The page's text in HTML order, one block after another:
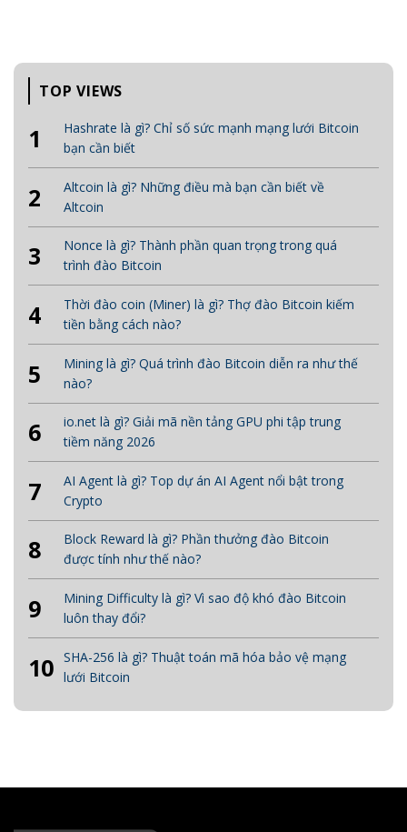
TOP VIEWS
1
Hashrate là gì? Chỉ số sức mạnh mạng lưới Bitcoin
bạn cần biết
2
Altcoin là gì? Những điều mà bạn cần biết về
Altcoin
3
Nonce là gì? Thành phần quan trọng trong quá
trình đào Bitcoin
4
Thời đào coin (Miner) là gì? Thợ đào Bitcoin kiếm
tiền bằng cách nào?
5
Mining là gì? Quá trình đào Bitcoin diễn ra như thế
nào?
6
io.net là gì? Giải mã nền tảng GPU phi tập trung
tiềm năng 2026
7
AI Agent là gì? Top dự án AI Agent nổi bật trong
Crypto
8
Block Reward là gì? Phần thưởng đào Bitcoin
được tính như thế nào?
9
Mining Difficulty là gì? Vì sao độ khó đào Bitcoin
luôn thay đổi?
10 SHA-256 là gì? Thuật toán mã hóa bảo vệ mạng
lưới Bitcoin